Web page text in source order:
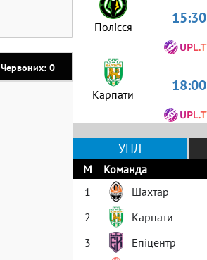
Червоних: 0
Полісся 15:30
Карпати 18:00
УПЛ
М Команда
1
Шахтар
2
Карпати
3
Епіцентр